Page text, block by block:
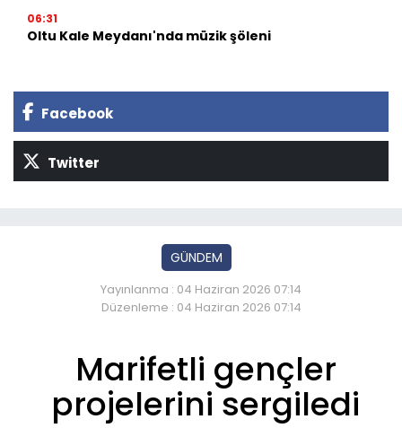
06:31
Oltu Kale Meydanı'nda müzik şöleni
Facebook
Twitter
GÜNDEM
Yayınlanma : 04 Haziran 2026 07:14
Düzenleme : 04 Haziran 2026 07:14
Marifetli gençler
projelerini sergiledi